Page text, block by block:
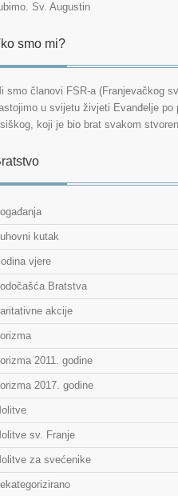
Sv. Augustin
smo mi?
smo članovi FSR-a (Franjevačkog
u svijetu živjeti Evanđelje po
koji je bio brat svakom
kutak
vjere
Bratstva
akcije
2011. godine
2017. godine
sv. Franje
za svećenike